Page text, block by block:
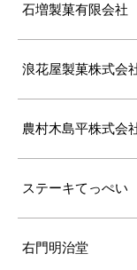
石増製菓有限会社
浪花屋製菓株式会
農村木島平株式会
ステーキてっぺい
右門明治堂